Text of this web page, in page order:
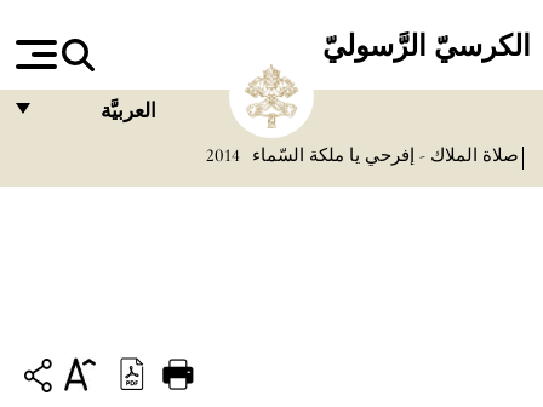
الكرسيّ الرَّسوليّ
العربيَّة
DEUTSCH
صلاة الملاك - إفرحي يا ملكة السّماء 2014